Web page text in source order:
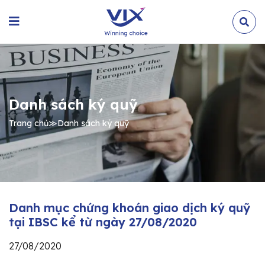
Danh sách ký quỹ
Trang chủ≫Danh sách ký quỹ
Danh mục chứng khoán giao dịch ký quỹ
tại IBSC kể từ ngày 27/08/2020
27/08/2020